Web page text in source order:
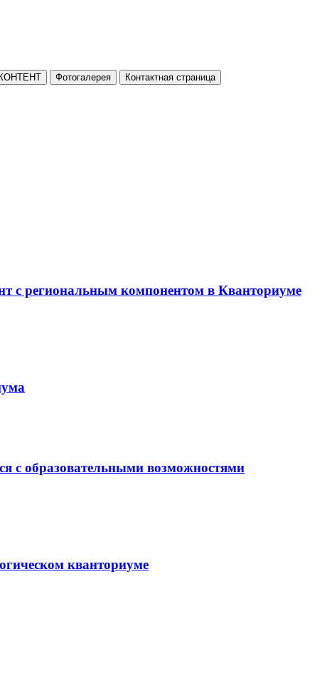
Фотогалерея Контактная страница
с региональным компонентом в Кванториуме
с образовательными возможностями
кванториуме